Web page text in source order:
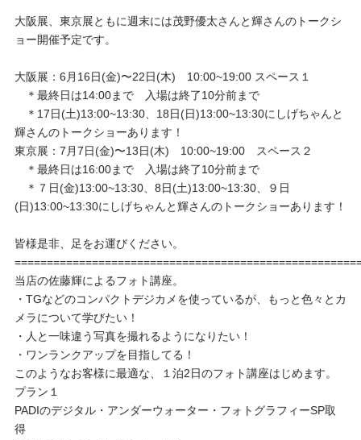
大阪展、東京展ともに週末には茂野優太さんと輝さんのトークシ
ョー開催予定です。
大阪展：6月16日(金)〜22日(木) 10:00~19:00 スペース１
＊最終日は14:00まで 入場は終了10分前まで
＊17日(土)13:00~13:30、18日(日)13:00~13:30にしげちゃんと
輝さんのトークショーあります！
東京展：7月7日(金)〜13日(木) 10:00~19:00 スペース２
＊最終日は16:00まで 入場は終了10分前まで
＊７日(金)13:00~13:30、8日(土)13:00~13:30、９日
(日)13:00~13:30にしげちゃんと輝さんのトークショーあります！
皆様是非、足をお運びください。
当店の佐藤輝によるフォト講座。
・TGなどのコンパクトデジカメを使っているが、もっと色々とカ
メラについて学びたい！
・人と一味違う写真を撮れるようになりたい！
・ワンランクアップを目指してる！
このようなお客様に最適な、１泊2日のフォト講座はじめます。
プラン１
PADIのデジタル・アンダーウォーター・フォトグラフィーSP取
得